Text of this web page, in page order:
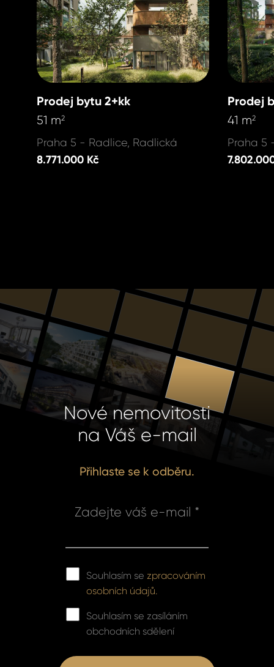
Prodej bytu 2+kk
51 m2
Praha 5 - Radlice, Radlická
8.771.000 Kč
Prodej
41 m2
Praha 5
Nové nemovitosti
na Váš e-mail
Přihlaste se k odběru.
Zadejte váš e-mail *
Souhlasím se zpracováním
osobních údajů.
Souhlasím se zasíláním
obchodních sdělení